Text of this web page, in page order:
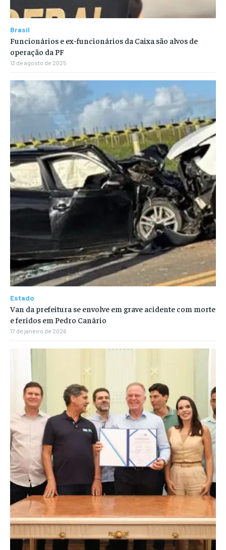
Brasil
Funcionários e ex-funcionários da Caixa são alvos de
operação da PF
13 de agosto de 2025
Estado
Van da prefeitura se envolve em grave acidente com morte
e feridos em Pedro Canário
17 de janeiro de 2026